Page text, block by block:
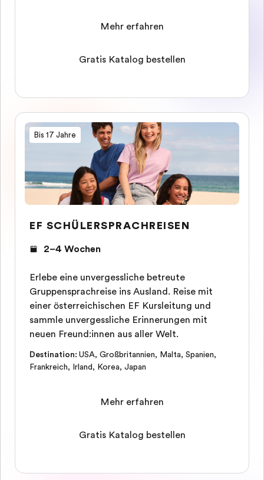
Mehr erfahren
Gratis Katalog bestellen
Bis 17 Jahre
EF SCHÜLERSPRACHREISEN
2–4 Wochen
Erlebe eine unvergessliche betreute
Gruppensprachreise ins Ausland. Reise mit
einer österreichischen EF Kursleitung und
sammle unvergessliche Erinnerungen mit
neuen Freund:innen aus aller Welt.
Destination: USA, Großbritannien, Malta, Spanien,
Frankreich, Irland, Korea, Japan
Mehr erfahren
Gratis Katalog bestellen